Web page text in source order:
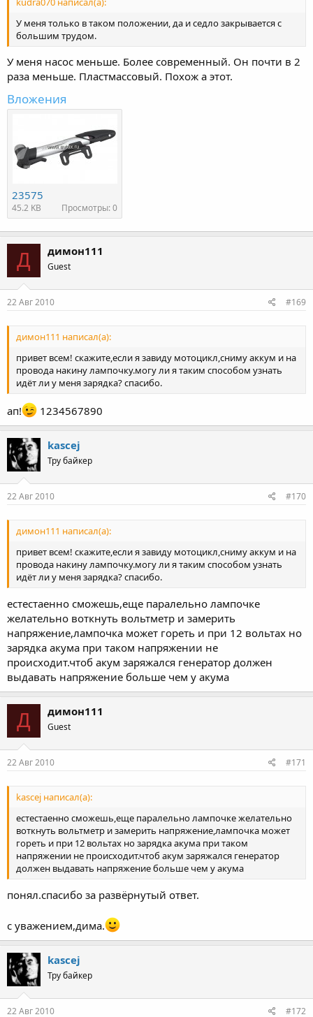
У меня только в таком положении, да и седло закрывается с
большим трудом.
У меня насос меньше. Более современный. Он почти в 2
раза меньше. Пластмассовый. Похож а этот.
Вложения
23575
45.2 KB Просмотры: 0
Д димон111
Guest
22 Авг 2010 #169
димон111 написал(а):
привет всем! скажите,если я завиду мотоцикл,сниму аккум и на
провода накину лампочку.могу ли я таким способом узнать
идёт ли у меня зарядка? спасибо.
ап! 1234567890
kascej
Тру байкер
22 Авг 2010 #170
димон111 написал(а):
привет всем! скажите,если я завиду мотоцикл,сниму аккум и на
провода накину лампочку.могу ли я таким способом узнать
идёт ли у меня зарядка? спасибо.
естестаенно сможешь,еще паралельно лампочке
желательно воткнуть вольтметр и замерить
напряжение,лампочка может гореть и при 12 вольтах но
зарядка акума при таком напряжении не
происходит.чтоб акум заряжался генератор должен
выдавать напряжение больше чем у акума
Д димон111
Guest
22 Авг 2010 #171
kascej написал(а):
естестаенно сможешь,еще паралельно лампочке желательно
воткнуть вольтметр и замерить напряжение,лампочка может
гореть и при 12 вольтах но зарядка акума при таком
напряжении не происходит.чтоб акум заряжался генератор
должен выдавать напряжение больше чем у акума
понял.спасибо за развёрнутый ответ.
с уважением,дима.
kascej
Тру байкер
22 Авг 2010 #172